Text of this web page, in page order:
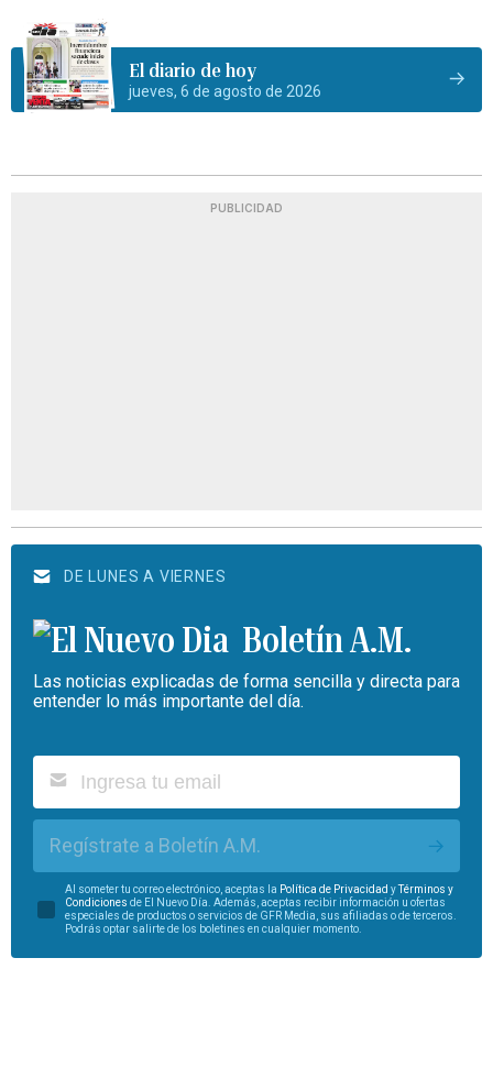
El diario de hoy
jueves, 6 de agosto de 2026
PUBLICIDAD
DE LUNES A VIERNES
Boletín A.M.
Las noticias explicadas de forma sencilla y directa para
entender lo más importante del día.
Regístrate a Boletín A.M.
Al someter tu correo electrónico, aceptas la Política de Privacidad yTérminos y
Condiciones de El Nuevo Día. Además, aceptas recibir información u ofertas
especiales de productos o servicios de GFR Media, sus afiliadas o de terceros.
Podrás optar salirte de los boletines en cualquier momento.